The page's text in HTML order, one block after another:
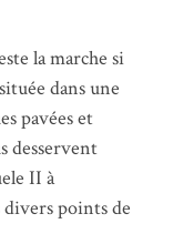
la marche si
dans une
pavées et
desservent
II à
divers points de